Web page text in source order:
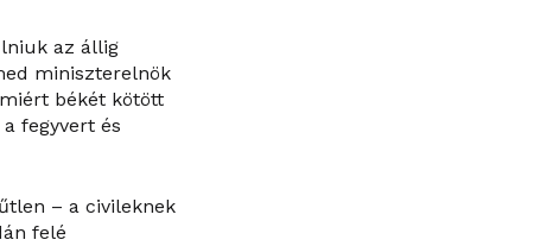
az állig
miniszterelnök
békét kötött
fegyvert és
– a civileknek
felé